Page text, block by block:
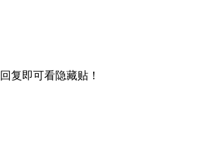
复即可看隐藏贴！